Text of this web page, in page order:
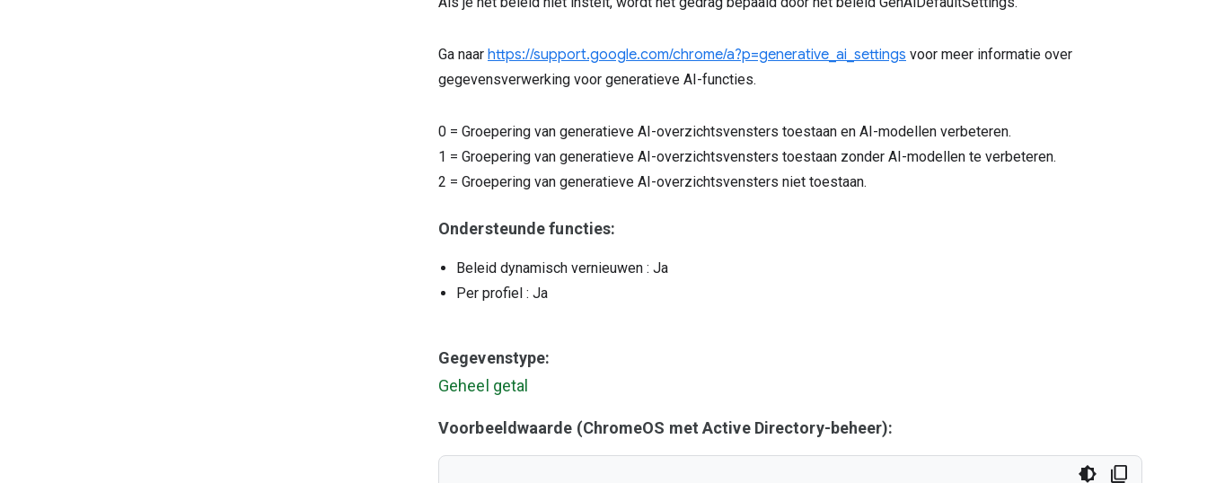
Ga naar https://support.google.com/chrome/a?p=generative_ai_settings voor meer informatie over
gegevensverwerking voor generatieve AI-functies.
0 = Groepering van generatieve AI-overzichtsvensters toestaan en AI-modellen verbeteren.
1 = Groepering van generatieve AI-overzichtsvensters toestaan zonder AI-modellen te verbeteren.
2 = Groepering van generatieve AI-overzichtsvensters niet toestaan.
Ondersteunde functies:
Beleid dynamisch vernieuwen : Ja
Per profiel : Ja
Gegevenstype:
Geheel getal
Voorbeeldwaarde (ChromeOS met Active Directory-beheer):